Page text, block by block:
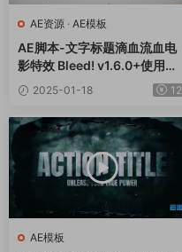
AE资源 · AE模板
AE脚本-文字标题滴血流血电
影特效 Bleed! v1.6.0+使用教
程 2025-01-18 12
AE模板